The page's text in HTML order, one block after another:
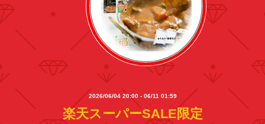
2026/06/04 20:00 - 06/11 01:59
楽天スーパーSALE限定